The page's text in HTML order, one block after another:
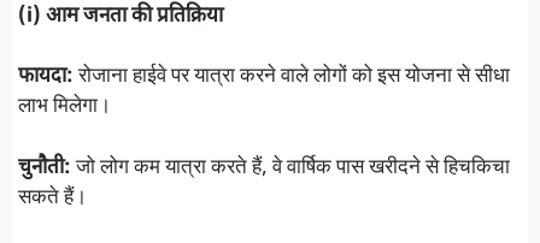
(i) आम जनता की प्रतिक्रिया
फायदा:रोजाना हाईवे पर यात्रा करने वाले लोगों को इस योजना से सीधा
लाभ मिलेगा।
चुनौती:जो लोग कम यात्रा करते हैं, वे वार्षिक पास खरीदने से हिचकिचा
सकते हैं।